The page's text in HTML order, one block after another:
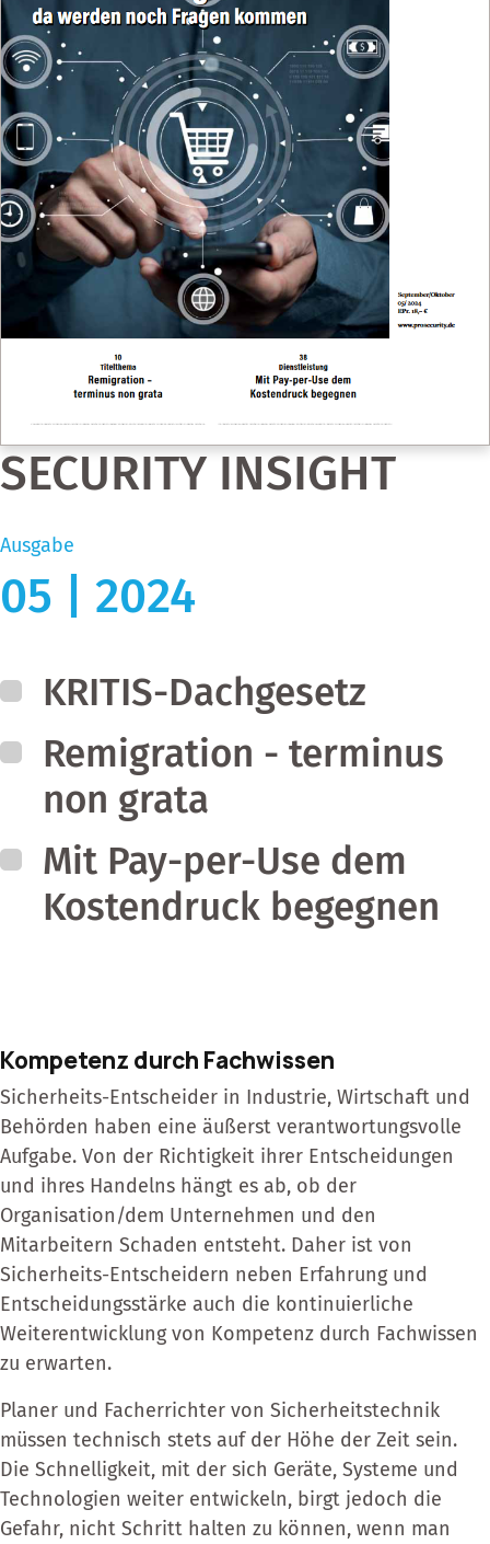
SECURITY INSIGHT
Ausgabe
05 | 2024
KRITIS-Dachgesetz
Remigration - terminus
non grata
Mit Pay-per-Use dem
Kostendruck begegnen
Kompetenz durch Fachwissen
Sicherheits-Entscheider in Industrie, Wirtschaft und
Behörden haben eine äußerst verantwortungsvolle
Aufgabe. Von der Richtigkeit ihrer Entscheidungen
und ihres Handelns hängt es ab, ob der
Organisation/dem Unternehmen und den
Mitarbeitern Schaden entsteht. Daher ist von
Sicherheits-Entscheidern neben Erfahrung und
Entscheidungsstärke auch die kontinuierliche
Weiterentwicklung von Kompetenz durch Fachwissen
zu erwarten.
Planer und Facherrichter von Sicherheitstechnik
müssen technisch stets auf der Höhe der Zeit sein.
Die Schnelligkeit, mit der sich Geräte, Systeme und
Technologien weiter entwickeln, birgt jedoch die
Gefahr, nicht Schritt halten zu können, wenn man